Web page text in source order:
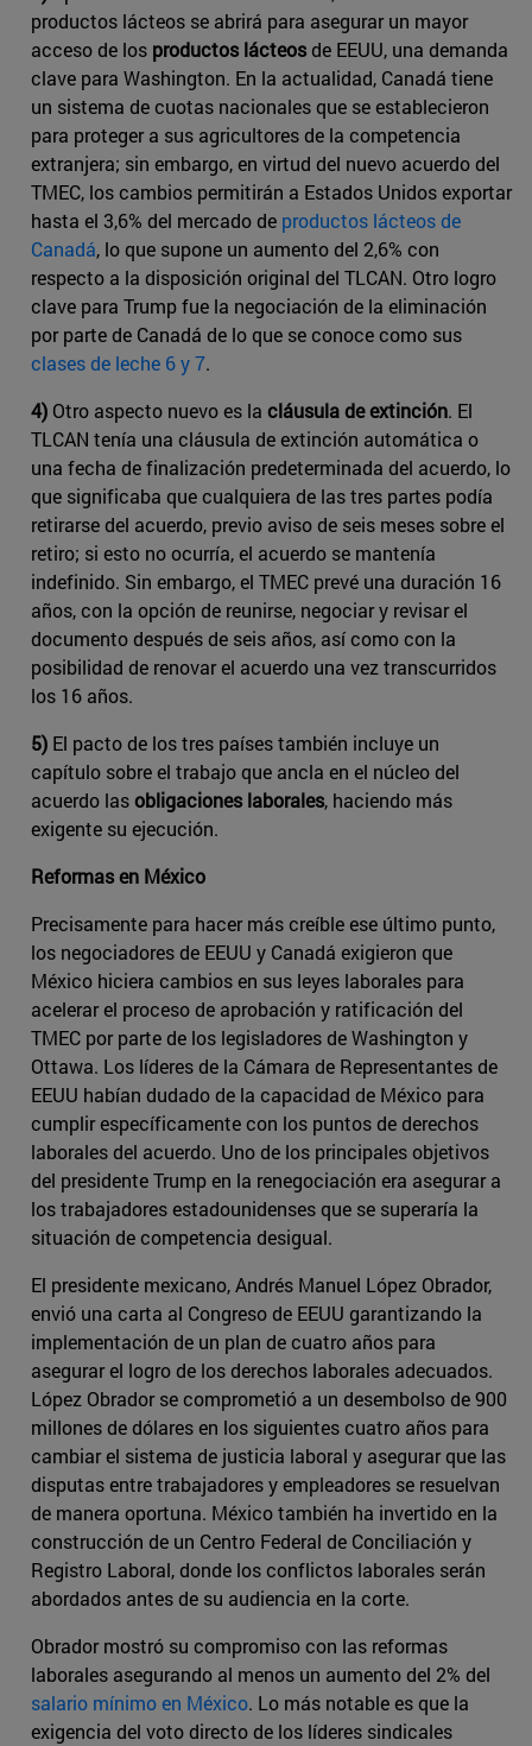
productos lácteos se abrirá para asegurar un mayor
acceso de los productos lácteosde EEUU, una demanda
clave para Washington. En la actualidad, Canadá tiene
un sistema de cuotas nacionales que se establecieron
para proteger a sus agricultores de la competencia
extranjera; sin embargo, en virtud del nuevo acuerdo del
TMEC, los cambios permitirán a Estados Unidos exportar
hasta el 3,6% del mercado de productos lácteos de
Canadá​, lo que supone un aumento del 2,6% con
respecto a la disposición original del TLCAN. Otro logro
clave para Trump fue la negociación de la eliminación
por parte de Canadá de lo que se conoce como sus ​
clases de leche 6 y 7​.
4) Otro aspecto nuevo es la cláusula de extinción. El
TLCAN tenía una cláusula de extinción automática o
una fecha de finalización predeterminada del acuerdo, lo
que significaba que cualquiera de las tres partes podía
retirarse del acuerdo, previo aviso de seis meses sobre el
retiro; si esto no ocurría, el acuerdo se mantenía
indefinido. Sin embargo, el TMEC prevé una duración 16
años, con la opción de reunirse, negociar y revisar el
documento después de seis años, así como con la
posibilidad de renovar el acuerdo una vez transcurridos
los 16 años.
5) El pacto de los tres países también incluye un
capítulo sobre el trabajo que ancla en el núcleo del
acuerdo lasobligaciones laborales, haciendo más
exigente su ejecución.
Reformas en México
Precisamente para hacer más creíble ese último punto,
los negociadores de EEUU y Canadá exigieron que
México hiciera cambios en sus leyes laborales para
acelerar el proceso de aprobación y ratificación del
TMEC por parte de los legisladores de Washington y
Ottawa. Los líderes de la Cámara de Representantes de
EEUU habían dudado de la capacidad de México para
cumplir específicamente con los puntos de derechos
laborales del acuerdo. Uno de los principales objetivos
del presidente Trump en la renegociación era asegurar a
los trabajadores estadounidenses que se superaría la
situación de competencia desigual.
El presidente mexicano, Andrés Manuel López Obrador,
envió una carta al Congreso de EEUU garantizando la
implementación de un plan de cuatro años para
asegurar el logro de los derechos laborales adecuados.
López Obrador se comprometió a un desembolso de 900
millones de dólares en los siguientes cuatro años para
cambiar el sistema de justicia laboral y asegurar que las
disputas entre trabajadores y empleadores se resuelvan
de manera oportuna. México también ha invertido en la
construcción de un Centro Federal de Conciliación y
Registro Laboral, donde los conflictos laborales serán
abordados antes de su audiencia en la corte.
Obrador mostró su compromiso con las reformas
laborales asegurando al menos un aumento del 2% del ​
salario mínimo en México​. Lo más notable es que la
exigencia del voto directo de los líderes sindicales